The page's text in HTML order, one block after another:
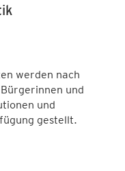
werden nach
und
und
gestellt.